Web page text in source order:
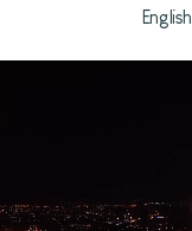
English